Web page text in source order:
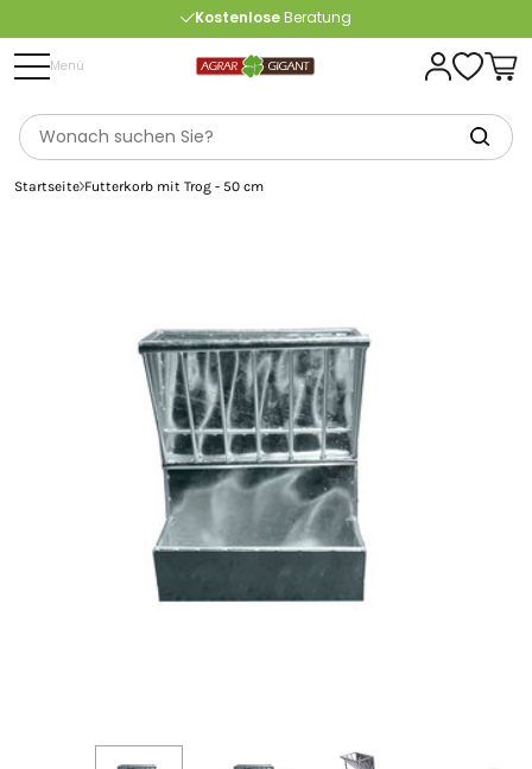
KostenloseBeratung
ab 175 € (in DE) – außer Sperrgut
Menü
Startseite Futterkorb mit Trog - 50 cm